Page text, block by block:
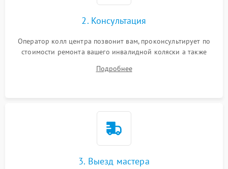
2. Консультация
Оператор колл центра позвонит вам, проконсультирует по
стоимости ремонта вашего инвалидной коляски а также
Подробнее
3. Выезд мастера